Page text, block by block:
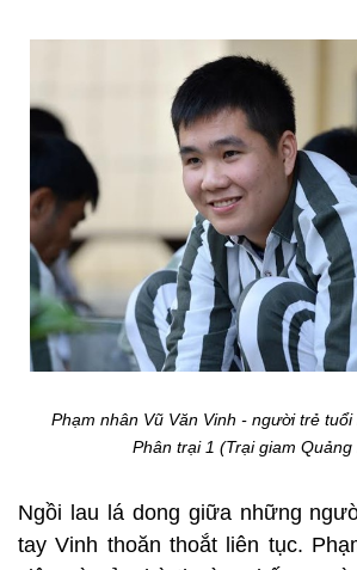
Phạm nhân Vũ Văn Vinh - người trẻ
Phân trại 1 (Trại giam Quảng
Ngồi lau lá dong giữa những
tay Vinh thoăn thoắt liên tục.